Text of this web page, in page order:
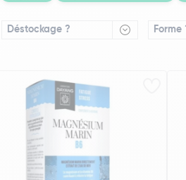
Déstockage ? Forme